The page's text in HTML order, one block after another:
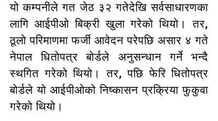
यो कम्पनीले गत जेठ ३२ गतेदेखि सर्वसाधारणका
लागि आईपीओ बिक्री खुला गरेको थियो। तर,
ठूलो परिमाणमा फर्जी आवेदन परेपछि असार ४ गते
नेपाल धितोपत्र बोर्डले अनुसन्धान गर्ने भन्दै
स्थगित गरेको थियो। तर, पछि फेरि धितोपत्र
बोर्डले यो आईपीओको निष्कासन प्रक्रिया फुकुवा
गरेको थियो।